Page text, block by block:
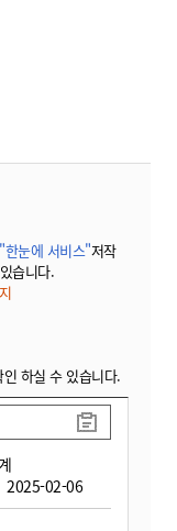
"한눈에 서비스"저작
습니다.
하실 수 있습니다.
2025-02-06